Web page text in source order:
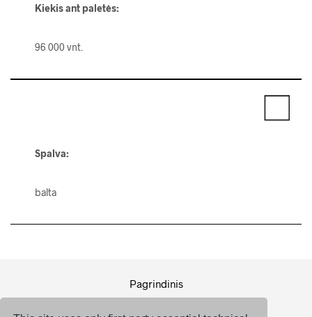
Kiekis ant paletės:
96 000 vnt.
Spalva:
balta
Pagrindinis